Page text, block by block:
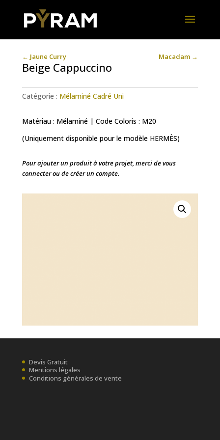
← Jaune Curry Macadam →
Beige Cappuccino
Catégorie : Mélaminé Cadré Uni
Matériau : Mélaminé | Code Coloris : M20
(Uniquement disponible pour le modèle HERMÈS)
Pour ajouter un produit à votre projet, merci de vous
connecter ou de créer un compte.
Devis Gratuit
Mentions légales
Conditions générales de vente